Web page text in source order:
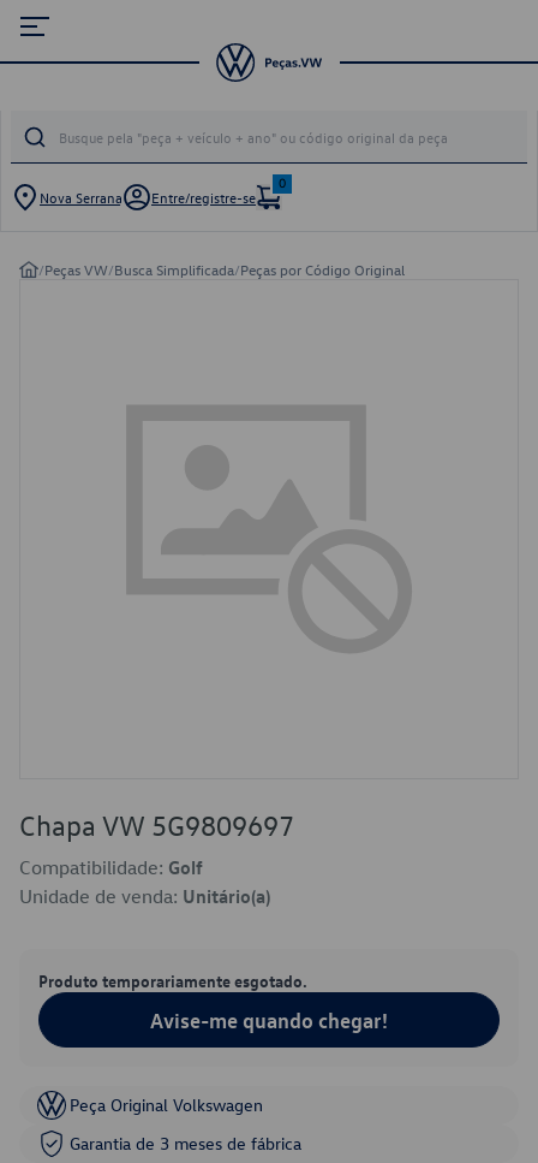
Nova Serrana Entre/registre-se
0
/Peças VW/Busca Simplificada/Peças por Código Original
Chapa VW 5G9809697
Compatibilidade: Golf
Unidade de venda: Unitário(a)
Produto temporariamente esgotado.
Avise-me quando chegar!
Peça Original Volkswagen
Garantia de 3 meses de fábrica